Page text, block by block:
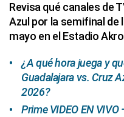
Revisa qué canales de
Azul por la semifinal de
mayo en el Estadio
¿A qué hora juega y
Guadalajara vs. Cruz
2026?
Prime VIDEO EN